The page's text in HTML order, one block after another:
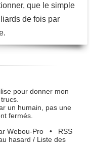
que le simple
de fois par
pour donner mon
un humain, pas une
fermés.
Webou-Pro• RSS
hasard / Liste des